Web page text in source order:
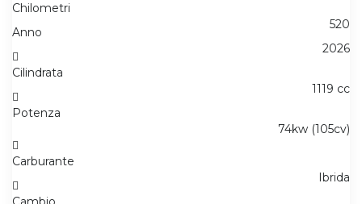
Chilometri
520
Anno
2026
Cilindrata
1119 cc
Potenza
74kw (105cv)
Carburante
Ibrida